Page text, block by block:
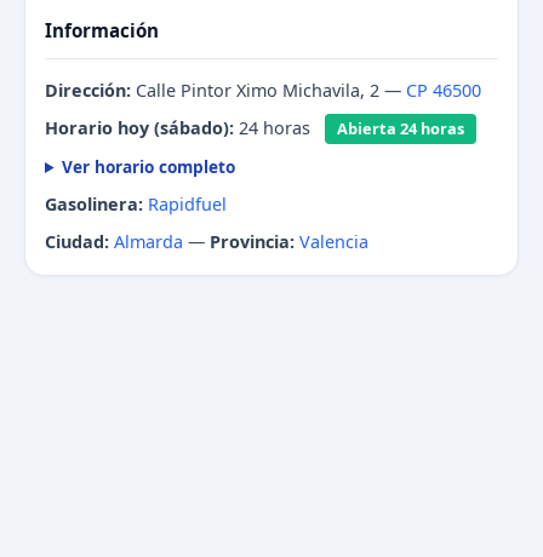
Información
Dirección: Calle Pintor Ximo Michavila, 2 — CP 46500
Horario hoy (sábado): 24 horas Abierta 24 horas
Ver horario completo
Gasolinera: Rapidfuel
Ciudad: Almarda — Provincia: Valencia